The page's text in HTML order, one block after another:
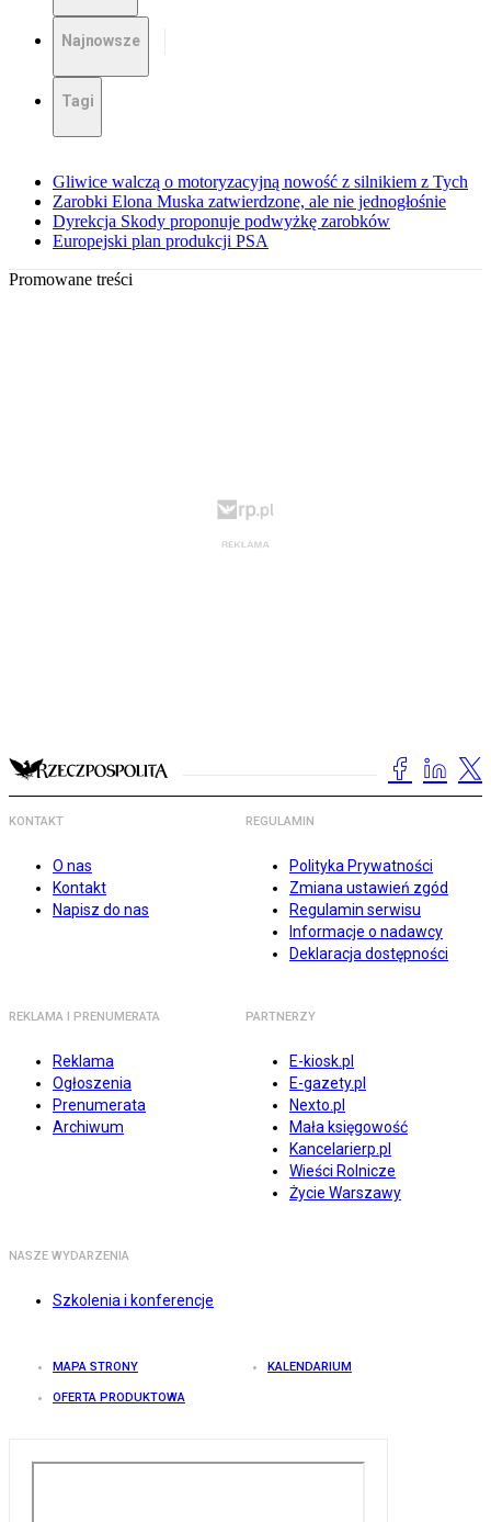
Najnowsze
Tagi
Gliwice walczą o motoryzacyjną nowość z silnikiem z Tych
Zarobki Elona Muska zatwierdzone, ale nie jednogłośnie
Dyrekcja Skody proponuje podwyżkę zarobków
Europejski plan produkcji PSA
Promowane treści
KONTAKT
O nas
Kontakt
Napisz do nas
REGULAMIN
Polityka Prywatności
Zmiana ustawień zgód
Regulamin serwisu
Informacje o nadawcy
Deklaracja dostępności
REKLAMA I PRENUMERATA
Reklama
Ogłoszenia
Prenumerata
Archiwum
PARTNERZY
E-kiosk.pl
E-gazety.pl
Nexto.pl
Mała księgowość
Kancelarierp.pl
Wieści Rolnicze
Życie Warszawy
NASZE WYDARZENIA
Szkolenia i konferencje
MAPA STRONY KALENDARIUM
OFERTA PRODUKTOWA